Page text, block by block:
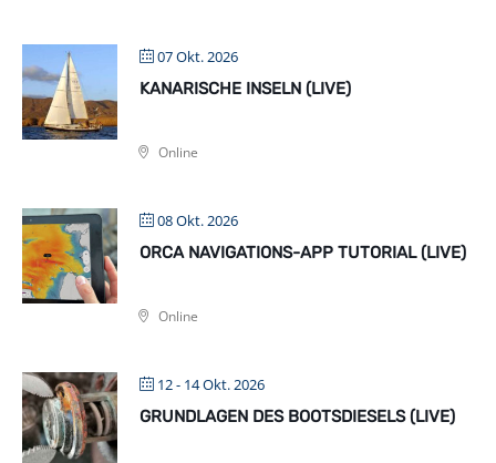
07 Okt. 2026
KANARISCHE INSELN (LIVE)
Online
08 Okt. 2026
ORCA NAVIGATIONS-APP TUTORIAL (LIVE)
Online
12 - 14 Okt. 2026
GRUNDLAGEN DES BOOTSDIESELS (LIVE)